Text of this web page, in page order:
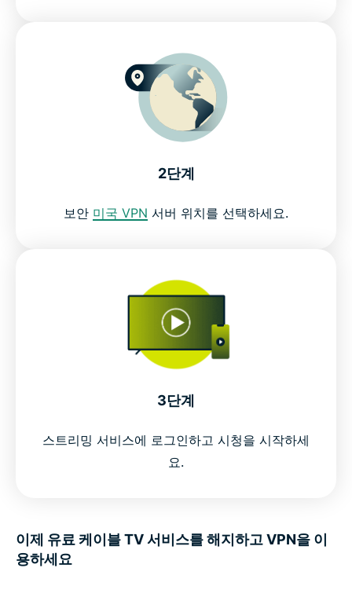
2단계
보안 미국 VPN 서버 위치를 선택하세요.
3단계
스트리밍 서비스에 로그인하고 시청을 시작하세
요.
이제 유료 케이블 TV 서비스를 해지하고 VPN을 이
용하세요